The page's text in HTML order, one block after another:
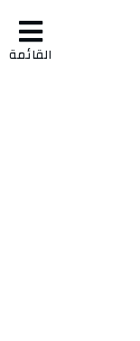
القائمة